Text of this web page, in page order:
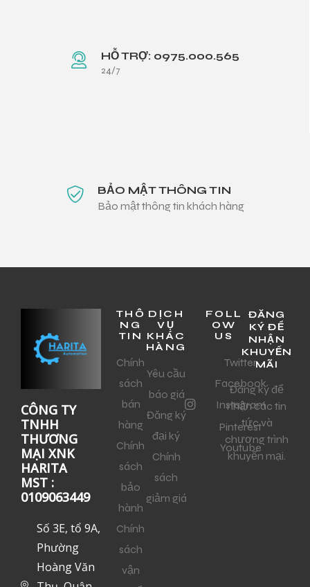
HỖ TRỢ: 0975.000.565
24/7
BẢO MẬT THÔNG TIN
Bảo mật thông tin khách hàng
CÔNG TY
TNHH
THƯƠNG
MẠI XNK
HARITA
MST :
0109063449
Số 3E, tổ 9A,
Phường
Hoàng Văn
THÔ
NG
TIN
Chính
sách
bán
hàng
Chính
sách
bảo
hành
Chính
sách
vận
DỊCH
VỤ
KHÁC
HÀNG
Yêu cầu
báo giá
Đăng ký
đại ký
Chính
sách
giảm giá
FOLL
OW
US
Twitter
Facebook
Instagram
Pinterest
Youtube
ĐĂNG
KÝ ĐỂ
NHẬN
KHUYẾN
MÃI
Đăng ký để
nhận các tin
tức và
chương trình
khuyến mại.